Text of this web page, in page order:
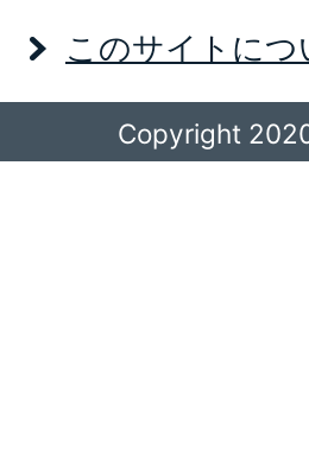
このサイトにつ
Copyright